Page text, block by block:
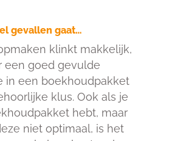
gevallen gaat…
klinkt makkelijk,
een goed gevulde
in een boekhoudpakket
klus. Ook als je
hebt, maar
niet optimaal, is het